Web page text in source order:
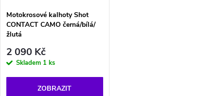
Motokrosové kalhoty Shot
CONTACT CAMO černá/bílá/
žlutá
2 090 Kč
Skladem 1 ks
ZOBRAZIT